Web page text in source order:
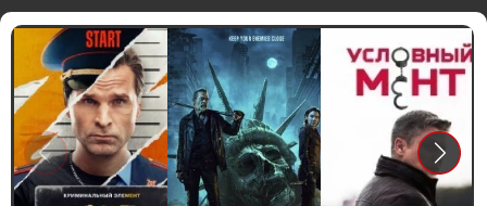
Previous Next